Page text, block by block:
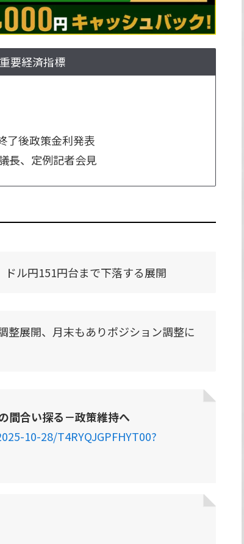
要経済指標
後政策金利発表
、定例記者会見
ドル円151円台まで下落する展開
整展開、月末もありポジション調整に
間合い探る－政策維持へ
10-28/T4RYQJGPFHYT00?